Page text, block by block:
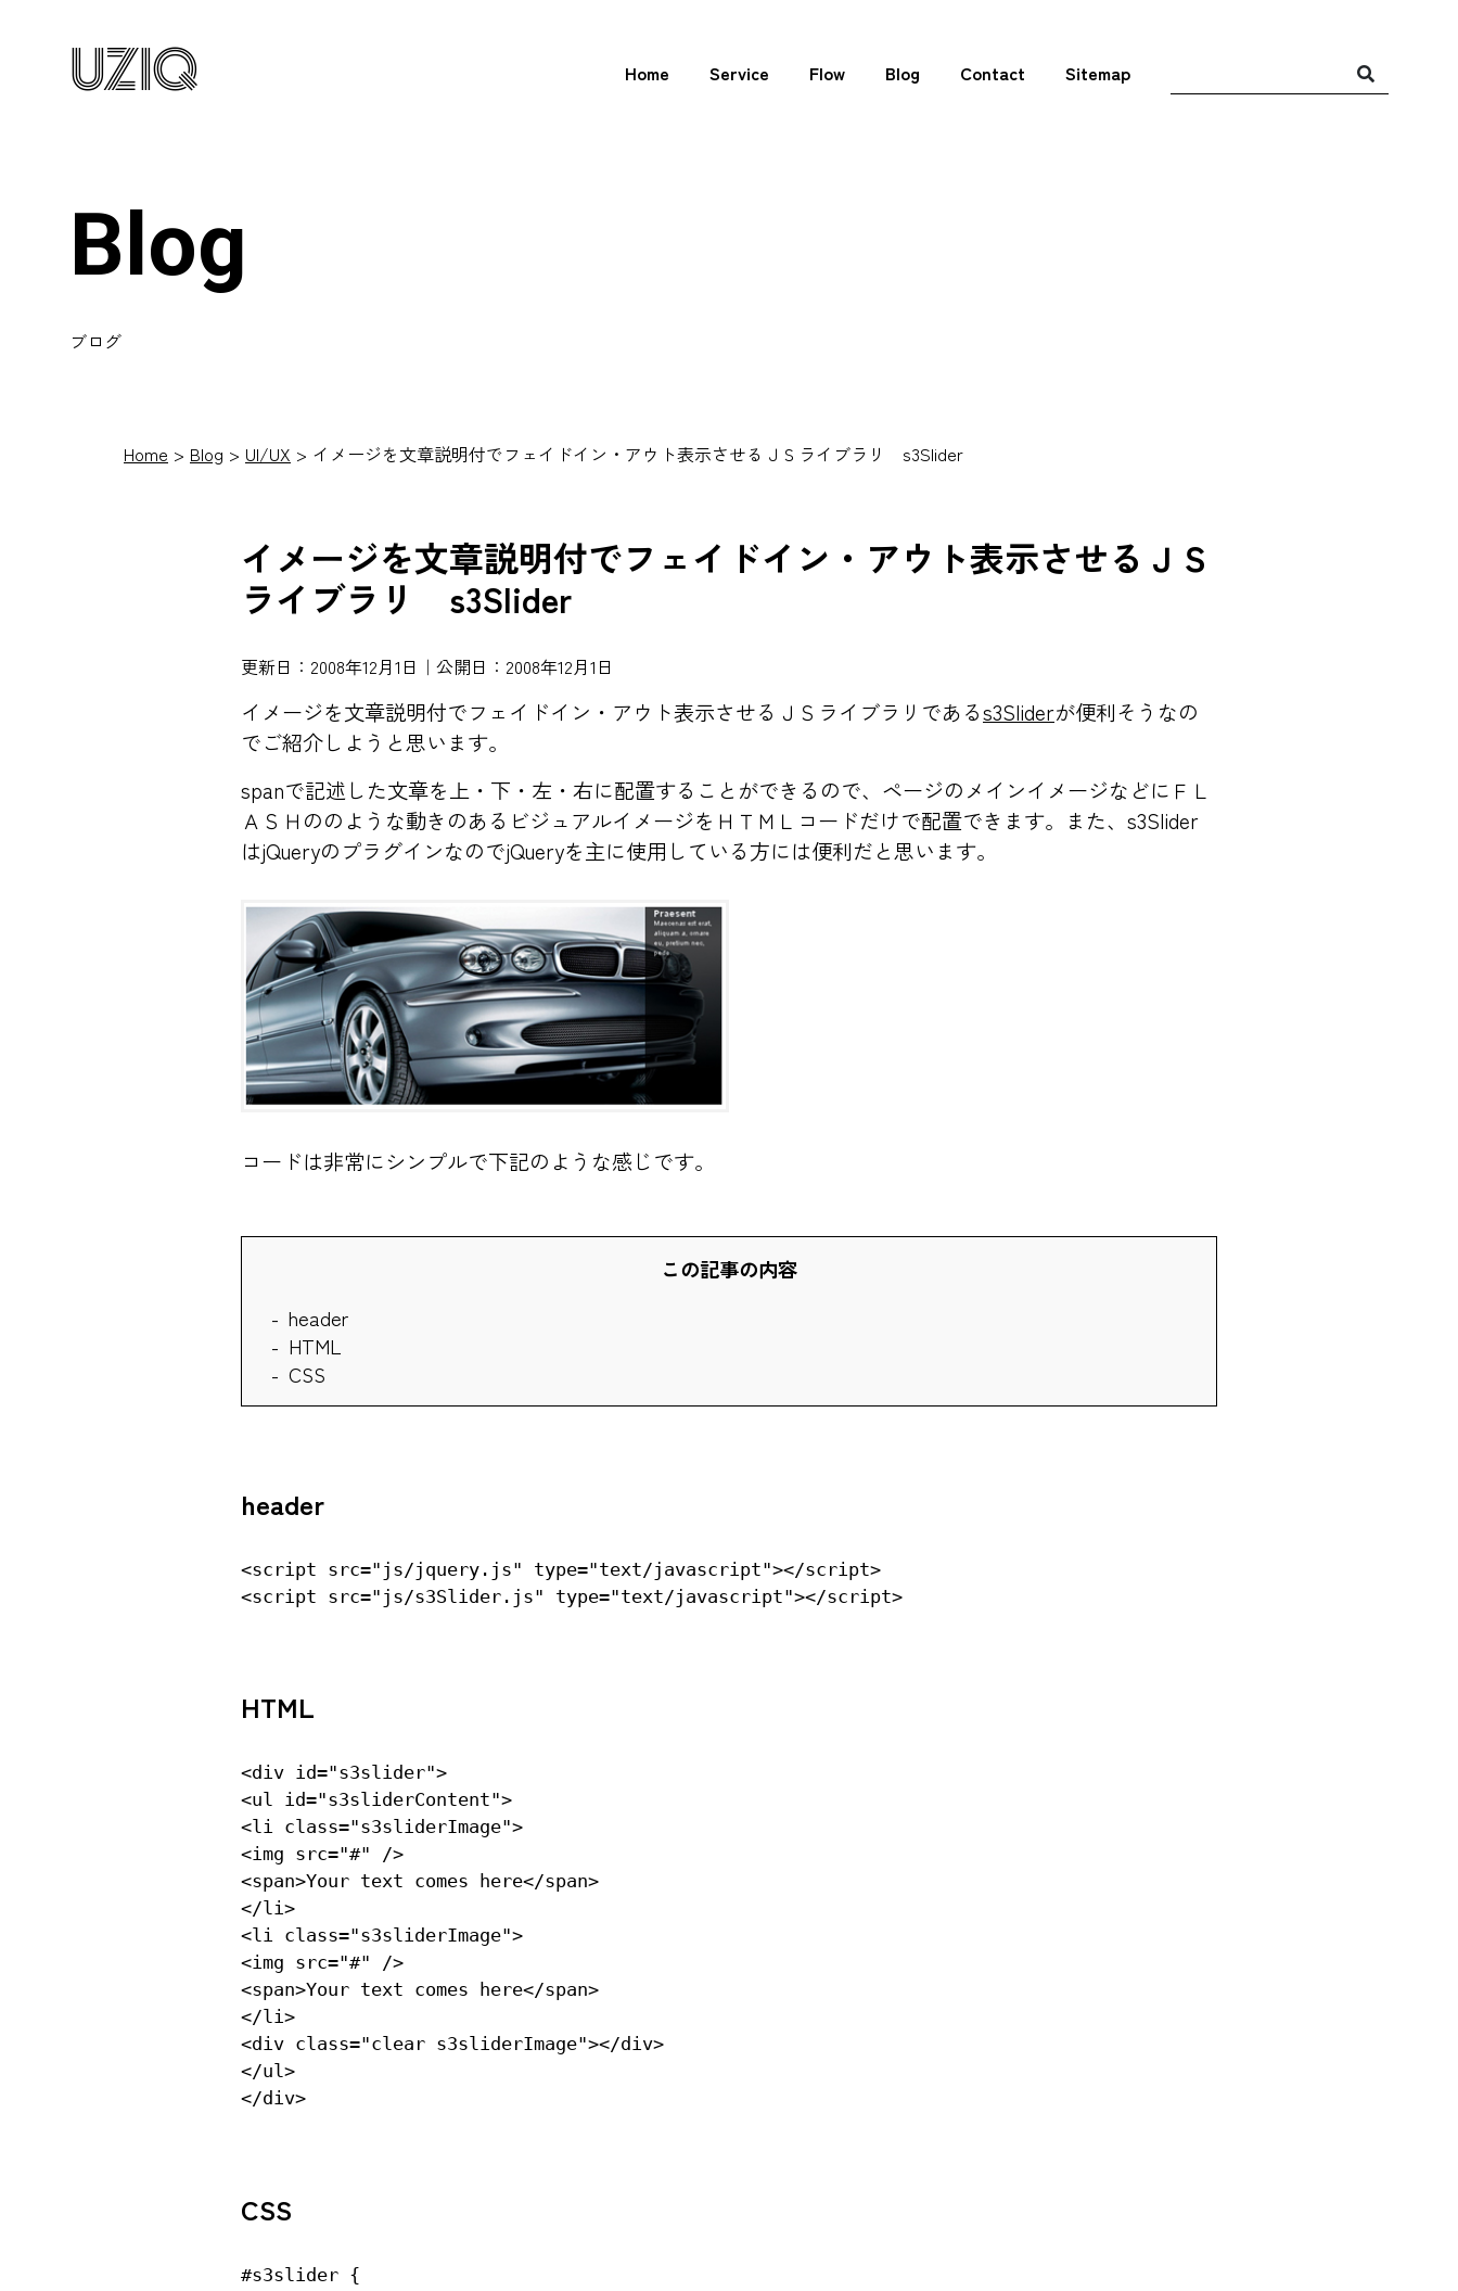
UZIQ Home Service Flow Blog Contact Sitemap
Blog
ブログ
Home Blog UI/UX イメージを文章説明付でフェイドイン・アウト表示させるＪＳライブラリ s3Slider
イメージを文章説明付でフェイドイン・アウト表示させるＪＳ
ライブラリ s3Slider
更新日：2008年12月1日｜公開日：2008年12月1日
イメージを文章説明付でフェイドイン・アウト表示させるＪＳライブラリであるs3Sliderが便利そうなの
でご紹介しようと思います。
spanで記述した文章を上・下・左・右に配置することができるので、ページのメインイメージなどにＦＬ
ＡＳＨののような動きのあるビジュアルイメージをＨＴＭＬコードだけで配置できます。また、s3Slider
はjQueryのプラグインなのでjQueryを主に使用している方には便利だと思います。
コードは非常にシンプルで下記のような感じです。
この記事の内容
header
HTML
CSS
header
<script src="js/jquery.js" type="text/javascript"></script>
HTML
<div id="s3slider">
<ul id="s3sliderContent">
<li class="s3sliderImage">
<img src="#" />
<span>Your text comes here</span>
</li>
<li class="s3sliderImage">
<img src="#" />
<span>Your text comes here</span>
</li>
<div class="clear s3sliderImage"></div>
</ul>
CSS
#s3slider {